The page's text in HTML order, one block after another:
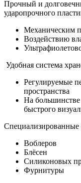
Прочный и
ударопрочного
Механическим
Воздействию
Удобная система
Регулируемые
пространства
На
быстрого
Специализированные
Воблеров
Блёсен
Силиконовых
Фурнитуры